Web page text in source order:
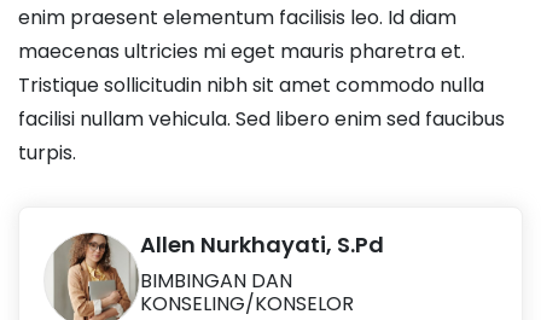
enim praesent elementum facilisis leo. Id diam
maecenas ultricies mi eget mauris pharetra et.
Tristique sollicitudin nibh sit amet commodo nulla
facilisi nullam vehicula. Sed libero enim sed faucibus
turpis.
Allen Nurkhayati, S.Pd
BIMBINGAN DAN
KONSELING/KONSELOR